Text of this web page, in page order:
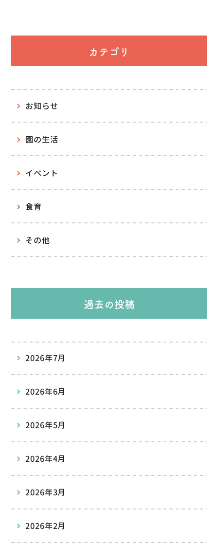
カテゴリ
お知らせ
園の生活
イベント
食育
その他
過去の投稿
2026年7月
2026年6月
2026年5月
2026年4月
2026年3月
2026年2月